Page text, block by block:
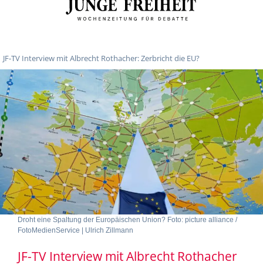
JF-TV Interview mit Albrecht Rothacher: Zerbricht die EU?
Droht eine Spaltung der Europäischen Union? Foto: picture alliance /
FotoMedienService | Ulrich Zillmann
JF-TV Interview mit Albrecht Rothacher